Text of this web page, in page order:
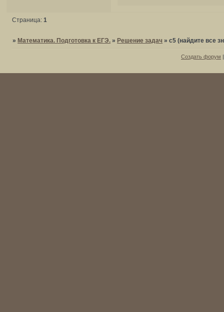
Страница: 1
» Математика. Подготовка к ЕГЭ. » Решение задач »c5 (найдите все
Создать форум